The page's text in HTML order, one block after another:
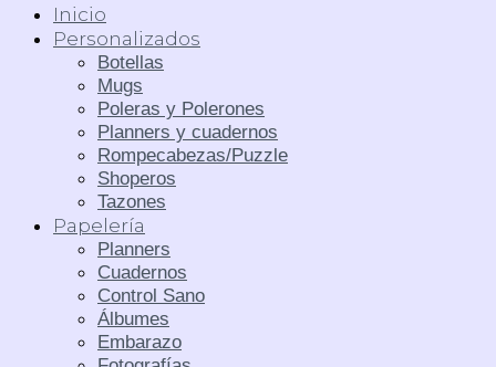
Inicio
Personalizados
Botellas
Mugs
Poleras y Polerones
Planners y cuadernos
Rompecabezas/Puzzle
Shoperos
Tazones
Papelería
Planners
Cuadernos
Control Sano
Álbumes
Embarazo